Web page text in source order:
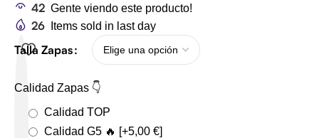
42 Gente viendo este producto!
26 Items sold in last day
Talla Zapas
Calidad Zapas 👇
Calidad TOP
Calidad G5 🔥 [+5,00 €]